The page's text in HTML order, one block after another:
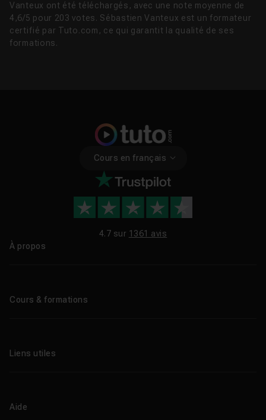
Vanteux ont été téléchargés, avec une note moyenne de
4,6/5 pour 203 votes. Sébastien Vanteux est un formateur
certifié par Tuto.com, ce qui garantit la qualité de ses
formations.
Cours en français
4.7 sur 1361 avis
À propos
Cours & formations
Formations certifiantes
Promos
Liens utiles
Centres de formation
Aide